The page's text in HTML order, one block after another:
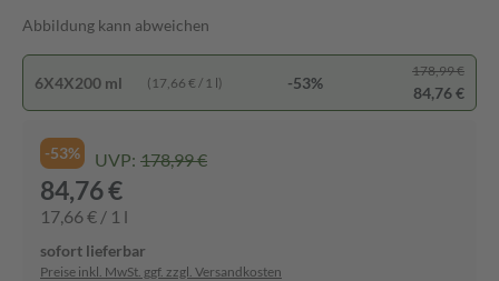
Abbildung kann abweichen
6X4X200 ml (17,66 € / 1 l) -53%
178,99 €
84,76 €
-53% UVP: 178,99 €
84,76 €
17,66 € / 1 l
sofort lieferbar
Preise inkl. MwSt. ggf. zzgl. Versandkosten